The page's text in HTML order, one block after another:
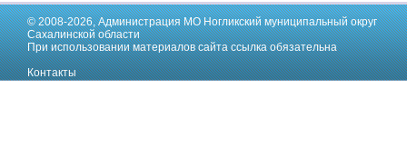
© 2008-2026,Администрация МО Ногликский муниципальный округ
Сахалинской области
При использовании материалов сайта ссылка обязательна
Контакты